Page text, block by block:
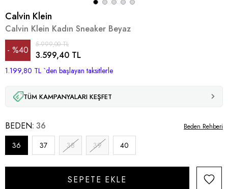
Calvin Klein
Calvin Klein Kadın Sneaker Beyaz
%40
İndirim
5.999,00 TL
3.599,40 TL
1.199,80 TL `den başlayan taksitlerle
TÜM KAMPANYALARI KEŞFET
BEDEN 36
36 37 38 39 40
Beden Rehberi